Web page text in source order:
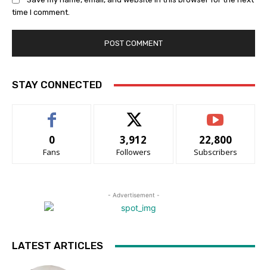
time I comment.
STAY CONNECTED
0
Fans
3,912
Followers
22,800
Subscribers
- Advertisement -
LATEST ARTICLES